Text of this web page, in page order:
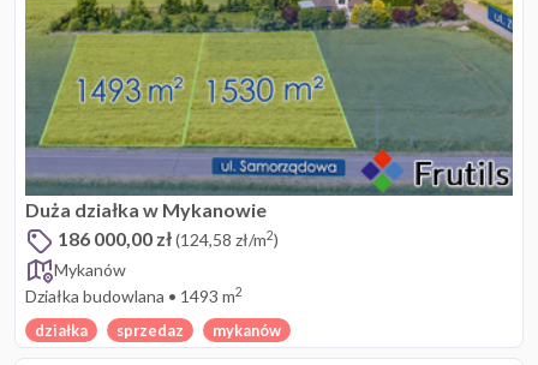
Duża działka w Mykanowie
186 000,00 zł(124,58 zł/m2)
Mykanów
Działka budowlana • 1493 m2
działka sprzedaz mykanów